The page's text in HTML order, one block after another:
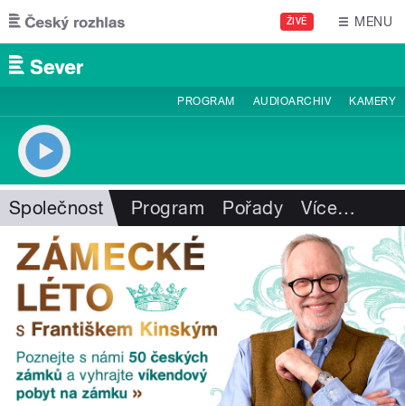
Přejít k hlavnímu obsahu
ŽIVĚ MENU
PROGRAM AUDIOARCHIV KAMERY
Společnost Program Pořady Více…